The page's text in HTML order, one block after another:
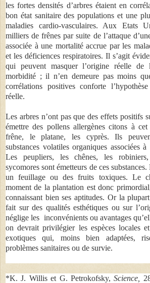
les fortes densités d’arbres étaient en
bon état sanitaire des populations et une
maladies cardio-vasculaires. Aux Etats
milliers de frênes par suite de l’attaque
associée à une mortalité accrue par les
et les déficiences respiratoires. Il s’agit
qui peuvent masquer l’origine réelle de
morbidité ; il n’en demeure pas moins
corrélations positives conforte
réelle.
Les arbres n’ont pas que des effets positifs
émettre des pollens allergènes citons à
frêne, le platane, les cyprès. Ils
substances volatiles organiques associées
Les peupliers, les chênes, les
sycomores sont émetteurs de ces
un feuillage ou des fruits toxiques. Le
moment de la plantation est donc
connaissant bien ses aptitudes. Or la
fait sur des qualités esthétiques ou sur
néglige les inconvénients ou avantages
on devrait privilégier les espèces locales
exotiques qui, moins bien adaptées,
problèmes sanitaires ou de survie.
*K. J. Willis et G. Petrokofsky,Science,